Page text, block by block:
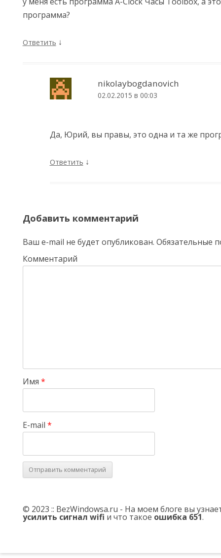
программа?
Ответить ↓
nikolaybogdanovich
02.02.2015 в 00:03
Да, Юрий, вы правы, это одна и та же
Ответить ↓
Добавить комментарий
Ваш e-mail не будет опубликован. Обязательные
Комментарий
Имя *
E-mail *
© 2023 :: BezWindowsa.ru - На моем блоге вы
усилить сигнал wifi и что такое ошибка 651.